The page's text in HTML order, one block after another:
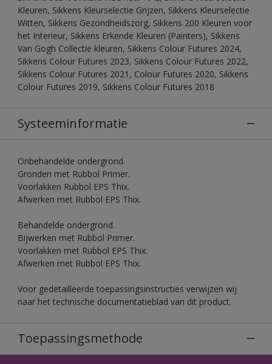
Kleuren, Sikkens Kleurselectie Grijzen, Sikkens Kleurselectie
Witten, Sikkens Gezondheidszorg, Sikkens 200 Kleuren voor
het Interieur, Sikkens Erkende Kleuren (Painters), Sikkens
Van Gogh Collectie kleuren, Sikkens Colour Futures 2024,
Sikkens Colour Futures 2023, Sikkens Colour Futures 2022,
Sikkens Colour Futures 2021, Colour Futures 2020, Sikkens
Colour Futures 2019, Sikkens Colour Futures 2018
Systeeminformatie
Onbehandelde ondergrond.
Gronden met Rubbol Primer.
Voorlakken Rubbol EPS Thix.
Afwerken met Rubbol EPS Thix.
Behandelde ondergrond.
Bijwerken met Rubbol Primer.
Voorlakken met Rubbol EPS Thix.
Afwerken met Rubbol EPS Thix.
Voor gedetailleerde toepassingsinstructies verwijzen wij
naar het technische documentatieblad van dit product.
Toepassingsmethode